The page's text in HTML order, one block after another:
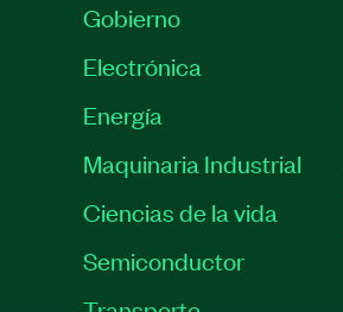
Gobierno
Electrónica
Energía
Maquinaria Industrial
Ciencias de la vida
Semiconductor